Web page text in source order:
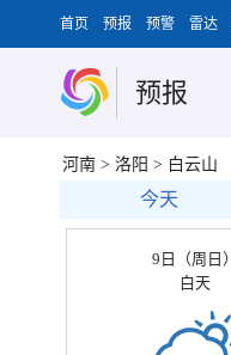
首页 预报 预警 雷达
预报
河南 > 洛阳 > 白云山
今天
9日（周日）
白天